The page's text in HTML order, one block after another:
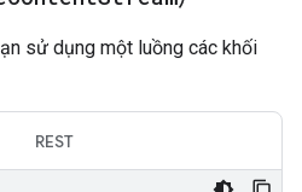
sử dụng một luồng các khối
REST